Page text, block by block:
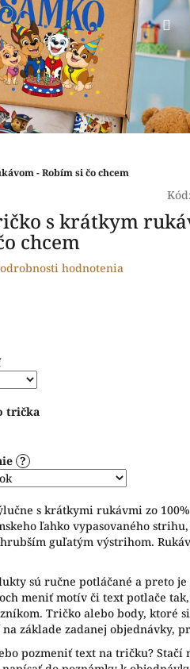
- Robím si čo chcem
Kód:
s krátkym
chcem
hodnotenia
trička
?
s krátkymi rukávmi zo
ľahko vypasovaného
guľatým výstrihom.
sú ručne potláčané a preto
meniť motív či text potlače
Tričko alebo body, ktoré
základe zadanej objednávky,
pozmeniť text na tričku? Stačí